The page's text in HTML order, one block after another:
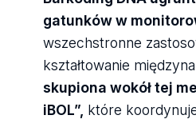
gatunków w
wszechstronne
kształtowanie
skupiona wokół tej
iBOL”, które